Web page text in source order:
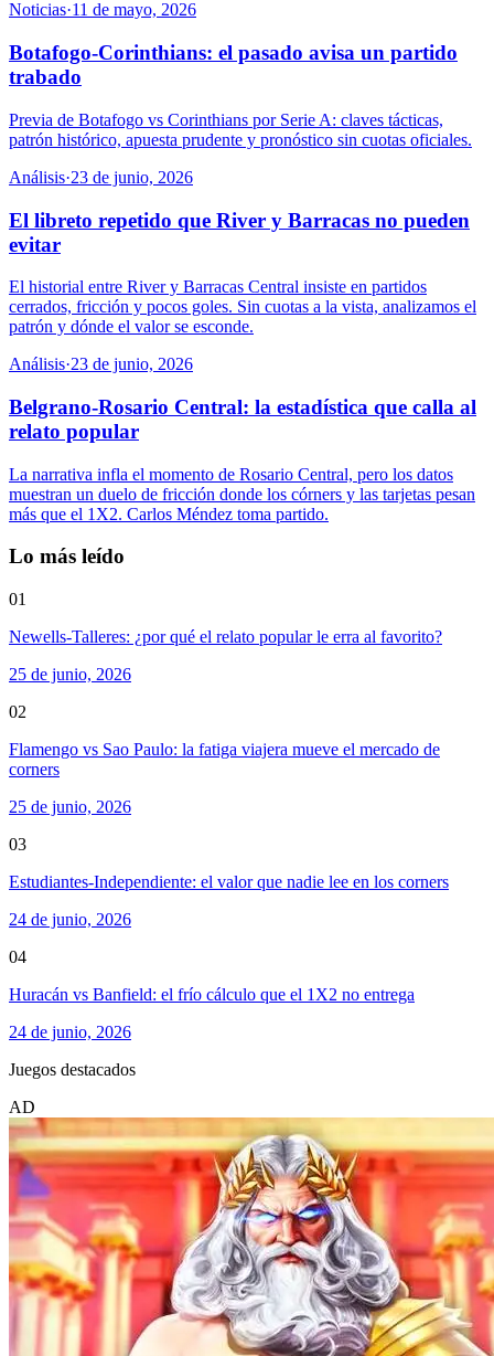
Noticias·11 de mayo, 2026
Botafogo-Corinthians: el pasado avisa un partido
trabado
Previa de Botafogo vs Corinthians por Serie A: claves tácticas,
patrón histórico, apuesta prudente y pronóstico sin cuotas oficiales.
Análisis·23 de junio, 2026
El libreto repetido que River y Barracas no pueden
evitar
El historial entre River y Barracas Central insiste en partidos
cerrados, fricción y pocos goles. Sin cuotas a la vista, analizamos el
patrón y dónde el valor se esconde.
Análisis·23 de junio, 2026
Belgrano-Rosario Central: la estadística que calla al
relato popular
La narrativa infla el momento de Rosario Central, pero los datos
muestran un duelo de fricción donde los córners y las tarjetas pesan
más que el 1X2. Carlos Méndez toma partido.
Lo más leído
01
Newells-Talleres: ¿por qué el relato popular le erra al favorito?
25 de junio, 2026
02
Flamengo vs Sao Paulo: la fatiga viajera mueve el mercado de
corners
25 de junio, 2026
03
Estudiantes-Independiente: el valor que nadie lee en los corners
24 de junio, 2026
04
Huracán vs Banfield: el frío cálculo que el 1X2 no entrega
24 de junio, 2026
Juegos destacados
AD